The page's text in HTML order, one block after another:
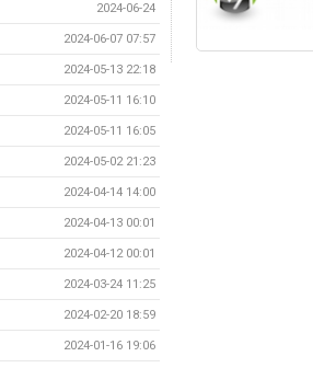
2024-06-24
2024-06-07 07:57
2024-05-13 22:18
2024-05-11 16:10
2024-05-11 16:05
2024-05-02 21:23
2024-04-14 14:00
2024-04-13 00:01
2024-04-12 00:01
2024-03-24 11:25
2024-02-20 18:59
2024-01-16 19:06